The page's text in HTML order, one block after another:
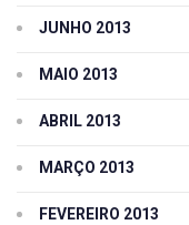
JUNHO 2013
MAIO 2013
ABRIL 2013
MARÇO 2013
FEVEREIRO 2013